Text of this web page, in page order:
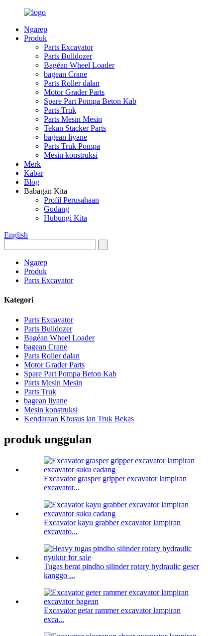
Ngarep
Produk
Parts Excavator
Parts Bulldozer
Bagéan Wheel Loader
bagean Crane
Parts Roller dalan
Motor Grader Parts
Spare Part Pompa Beton Kab
Parts Truk
Parts Mesin Mesin
Tekan Stacker Parts
bagean liyane
Parts Truk Pompa
Mesin konstruksi
Merk
Kabar
Blog
Babagan Kita
Profil Perusahaan
Gudang
Hubungi Kita
English
Ngarep
Produk
Parts Excavator
Kategori
Parts Excavator
Parts Bulldozer
Bagéan Wheel Loader
bagean Crane
Parts Roller dalan
Motor Grader Parts
Spare Part Pompa Beton Kab
Parts Mesin Mesin
Parts Truk
bagean liyane
Mesin konstruksi
Kendaraan Khusus lan Truk Bekas
produk unggulan
Excavator grasper gripper excavator lampiran
excavator...
Excavator kayu grabber excavator lampiran
excavato...
Tugas berat pindho silinder rotary hydraulic geser
kanggo ...
Excavator getar rammer excavator lampiran
exca...